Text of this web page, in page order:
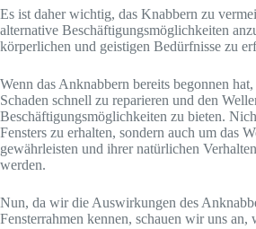
Es ist daher wichtig, das Knabbern zu
alternative Beschäftigungsmöglichkeiten
körperlichen und geistigen Bedürfnisse zu
Wenn das Anknabbern bereits begonnen
Schaden schnell zu reparieren und den
Beschäftigungsmöglichkeiten zu bieten.
Fensters zu erhalten, sondern auch um das
gewährleisten und ihrer natürlichen
werden.
Nun, da wir die Auswirkungen des
Fensterrahmen kennen, schauen wir uns